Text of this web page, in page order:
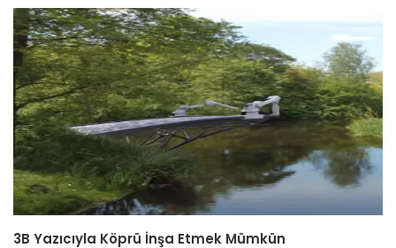
3B Yazıcıyla Köprü İnşa Etmek Mümkün